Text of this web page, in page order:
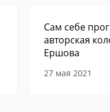
Сам себе
авторская
Ершова
27 мая 2021